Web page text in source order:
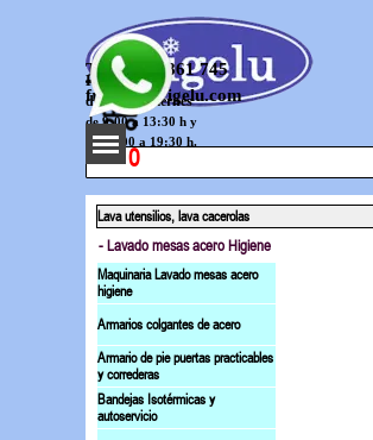
Telef. 644 861 745
Horario
frigelu@frigelu.com
de lunes a viernes
de 9:00 a 13:30 h y
Saltar menú
de 16:00 a 19:30 h.
0
Lava utensilios, lava cacerolas
- Lavado mesas acero Higiene
Maquinaria Lavado mesas acero
higiene
Armarios colgantes de acero
Armario de pie puertas practicables
y correderas
Bandejas Isotérmicas y
autoservicio